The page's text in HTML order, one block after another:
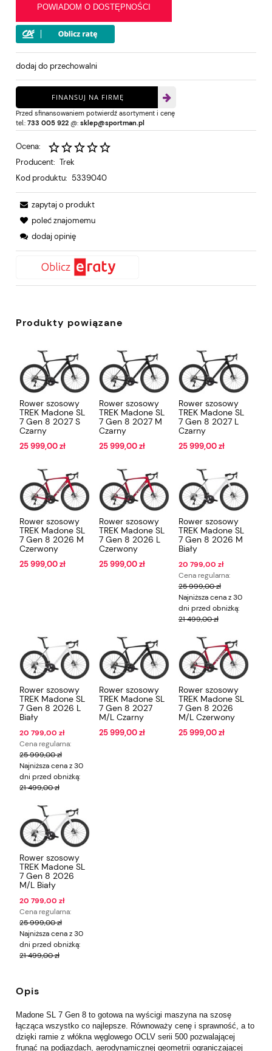
POWIADOM O DOSTĘPNOŚCI
dodaj do przechowalni
FINANSUJ NA FIRMĘ
Przed sfinansowaniem potwierdź asortyment i cenę
tel.: 733 005 922 @: sklep@sportman.pl
Ocena:
Producent: Trek
Kod produktu: 5339040
zapytaj o produkt
poleć znajomemu
dodaj opinię
Produkty powiązane
Rower szosowy
TREK Madone SL
7 Gen 8 2027 S
Czarny
25 999,00 zł
Rower szosowy
TREK Madone SL
7 Gen 8 2027 M
Czarny
25 999,00 zł
Rower szosowy
TREK Madone SL
7 Gen 8 2027 L
Czarny
25 999,00 zł
Rower szosowy
TREK Madone SL
7 Gen 8 2026 M
Czerwony
25 999,00 zł
Rower szosowy
TREK Madone SL
7 Gen 8 2026 L
Czerwony
25 999,00 zł
Rower szosowy
TREK Madone SL
7 Gen 8 2026 M
Biały
20 799,00 zł
Cena regularna:
25 999,00 zł
Najniższa cena z 30
dni przed obniżką:
21 499,00 zł
Rower szosowy
TREK Madone SL
7 Gen 8 2026 L
Biały
20 799,00 zł
Cena regularna:
25 999,00 zł
Najniższa cena z 30
dni przed obniżką:
21 499,00 zł
Rower szosowy
TREK Madone SL
7 Gen 8 2027
M/L Czarny
25 999,00 zł
Rower szosowy
TREK Madone SL
7 Gen 8 2026
M/L Czerwony
25 999,00 zł
Rower szosowy
TREK Madone SL
7 Gen 8 2026
M/L Biały
20 799,00 zł
Cena regularna:
25 999,00 zł
Najniższa cena z 30
dni przed obniżką:
21 499,00 zł
Opis
Madone SL 7 Gen 8 to gotowa na wyścigi maszyna na szosę
łącząca wszystko co najlepsze. Równoważy cenę i sprawność, a to
dzięki ramie z włókna węglowego OCLV serii 500 pozwalającej
frunąć na podjazdach, aerodynamicznej geometrii ograniczającej